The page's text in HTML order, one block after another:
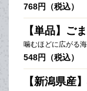
768円（税込）
【単品】ご
噛むほどに広がる海
548円（税込）
【新潟県産